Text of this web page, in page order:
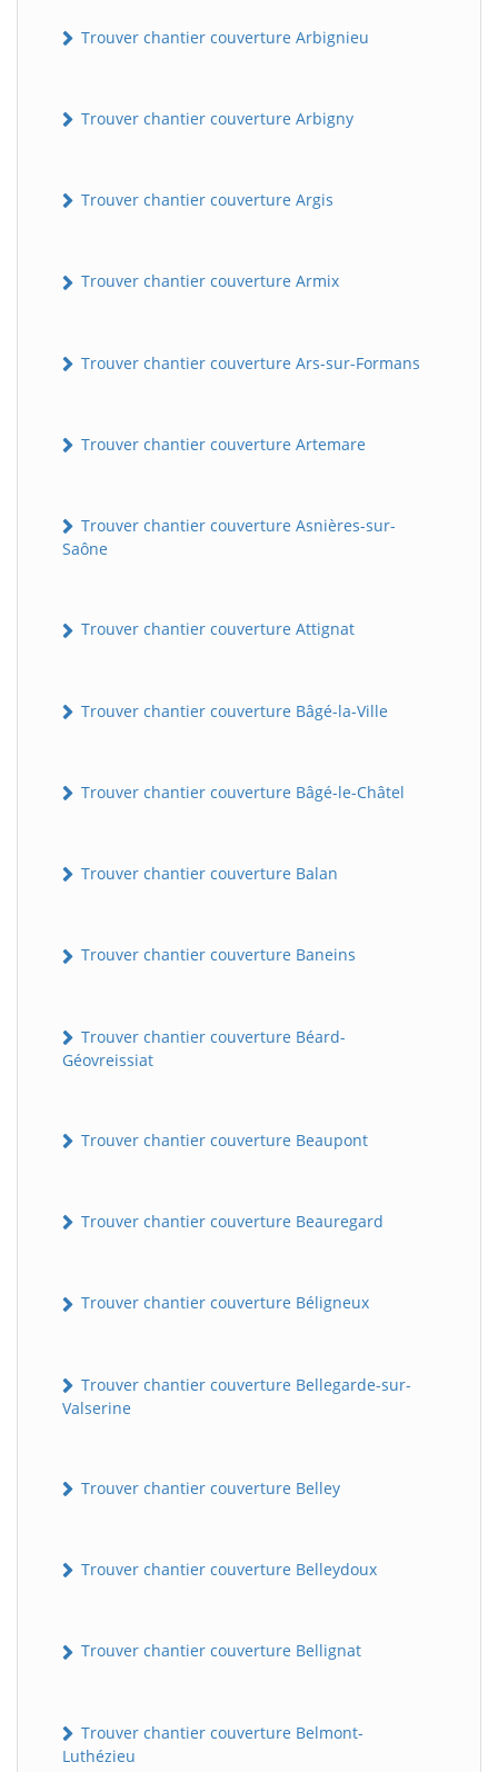
Trouver chantier couverture Arbignieu
Trouver chantier couverture Arbigny
Trouver chantier couverture Argis
Trouver chantier couverture Armix
Trouver chantier couverture Ars-sur-Formans
Trouver chantier couverture Artemare
Trouver chantier couverture Asnières-sur-
Saône
Trouver chantier couverture Attignat
Trouver chantier couverture Bâgé-la-Ville
Trouver chantier couverture Bâgé-le-Châtel
Trouver chantier couverture Balan
Trouver chantier couverture Baneins
Trouver chantier couverture Béard-
Géovreissiat
Trouver chantier couverture Beaupont
Trouver chantier couverture Beauregard
Trouver chantier couverture Béligneux
Trouver chantier couverture Bellegarde-sur-
Valserine
Trouver chantier couverture Belley
Trouver chantier couverture Belleydoux
Trouver chantier couverture Bellignat
Trouver chantier couverture Belmont-
Luthézieu